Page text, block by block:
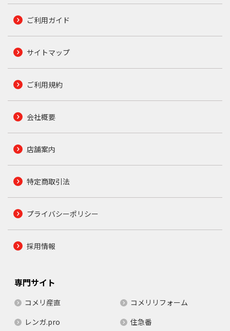
ご利用ガイド
サイトマップ
ご利用規約
会社概要
店舗案内
特定商取引法
プライバシーポリシー
採用情報
専門サイト
コメリ産直
コメリリフォーム
レンガ.pro
住急番